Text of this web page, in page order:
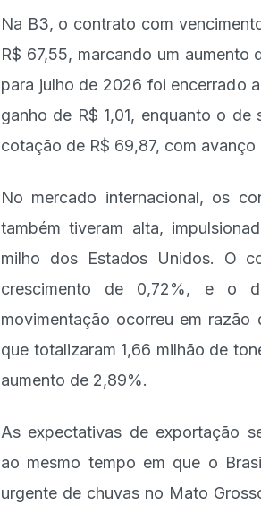
Na B3, o contrato com
R$ 67,55, marcando um aumento
para julho de 2026 foi encerrado
ganho de R$ 1,01, enquanto o
cotação de R$ 69,87, com avanço
No mercado internacional, os
também tiveram alta,
milho dos Estados Unidos. O
crescimento de 0,72%, e o
movimentação ocorreu em razão
que totalizaram 1,66 milhão de
aumento de 2,89%.
As expectativas de exportação
ao mesmo tempo em que o
urgente de chuvas no Mato